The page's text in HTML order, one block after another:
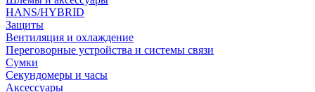
HANS/HYBRID
Защиты
Вентиляция и охлаждение
Переговорные устройства и системы связи
Сумки
Секундомеры и часы
Аксессуары